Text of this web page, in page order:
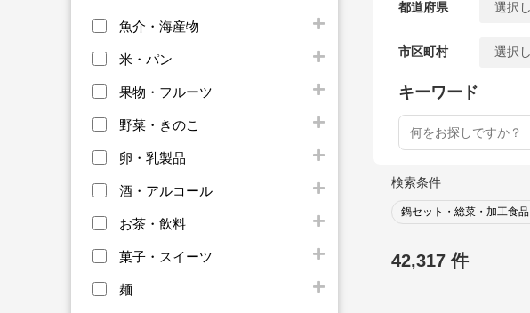
魚介・海産物
米・パン
果物・フルーツ
野菜・きのこ
卵・乳製品
酒・アルコール
お茶・飲料
菓子・スイーツ
麺
都道府県
市区町村
キーワード
検索条件
鍋セット・総菜・加工食品
42,317 件